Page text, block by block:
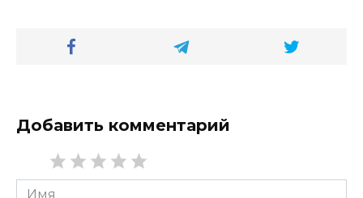
Добавить комментарий
Имя